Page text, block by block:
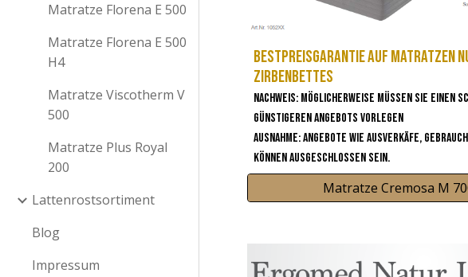
Matratze Florena E 500
Matratze Florena E 500
H4
Matratze Viscotherm V
500
Matratze Plus Royal
200
Lattenrostsortiment
Blog
Impressum
Bestpreisgarantie auf Matratzen
Zirbenbettes
Nachweis: Möglicherweise müssen sie einen
günstigeren Angebots vorlegen
Ausnahme: Angebote wie Ausverkäfe,
können ausgeschlossen sein.
Matratze Cremosa M